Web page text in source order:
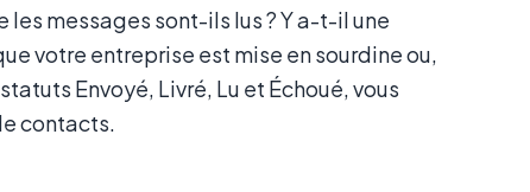
messages sont-ils lus ? Y a-t-il une
votre entreprise est mise en sourdine ou,
Envoyé, Livré, Lu et Échoué, vous
contacts.